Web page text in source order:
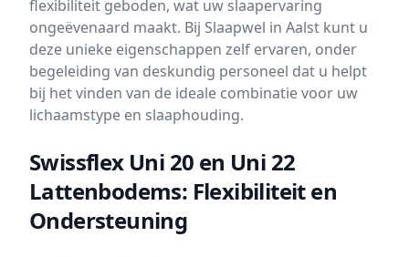
flexibiliteit geboden, wat uw slaapervaring
ongeëvenaard maakt. Bij Slaapwel in Aalst kunt u
deze unieke eigenschappen zelf ervaren, onder
begeleiding van deskundig personeel dat u helpt
bij het vinden van de ideale combinatie voor uw
lichaamstype en slaaphouding.
Swissflex Uni 20 en Uni 22
Lattenbodems: Flexibiliteit en
Ondersteuning